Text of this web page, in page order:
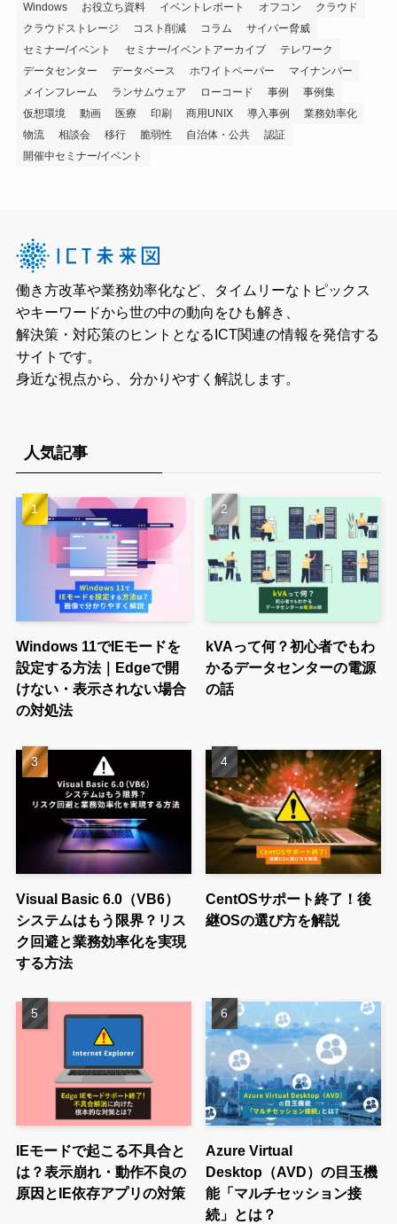
Windows
お役立ち資料 イベントレポート オフコン
クラウド
クラウドストレージ
コスト削減 コラム
サイバー脅威
セミナー/イベント
セミナー/イベントアーカイブ
テレワーク
データセンター
データベース ホワイトペーパー
マイナンバー
メインフレーム
ランサムウェア ローコード 事例
事例集
仮想環境
動画 医療 印刷 商用UNIX 導入事例
業務効率化
物流
相談会 移行 脆弱性 自治体・公共
認証
開催中セミナー/イベント
働き方改革や業務効率化など、タイムリーなトピックス
やキーワードから世の中の動向をひも解き、
解決策・対応策のヒントとなるICT関連の情報を発信する
サイトです。
身近な視点から、分かりやすく解説します。
人気記事
Windows 11でIEモードを
設定する方法｜Edgeで開
けない・表示されない場合
の対処法
kVAって何？初心者でもわ
かるデータセンターの電源
の話
Visual Basic 6.0（VB6）
システムはもう限界？リス
ク回避と業務効率化を実現
する方法
CentOSサポート終了！後
継OSの選び方を解説
IEモードで起こる不具合と
は？表示崩れ・動作不良の
原因とIE依存アプリの対策
Azure Virtual
Desktop（AVD）の目玉機
能「マルチセッション接
続」とは？